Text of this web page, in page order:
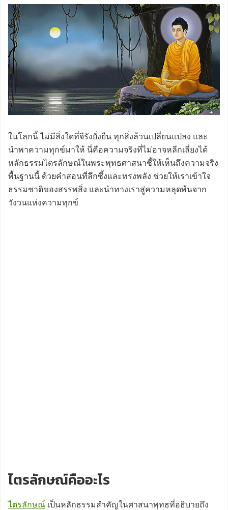
ในโลกนี้ ไม่มีสิ่งใดที่จีรังยั่งยืน ทุกสิ่งล้วนเปลี่ยนแปลง และ
นำพาความทุกข์มาให้ นี่คือความจริงที่ไม่อาจหลีกเลี่ยงได้
หลักธรรมไตรลักษณ์ในพระพุทธศาสนาชี้ให้เห็นถึงความจริง
พื้นฐานนี้ ด้วยคำสอนที่ลึกซึ้งและทรงพลัง ช่วยให้เราเข้าใจ
ธรรมชาติของสรรพสิ่ง และนำทางเราสู่ความหลุดพ้นจาก
วังวนแห่งความทุกข์
ไตรลักษณ์คืออะไร
ไตรลักษณ์ เป็นหลักธรรมสำคัญในศาสนาพุทธที่อธิบายถึง